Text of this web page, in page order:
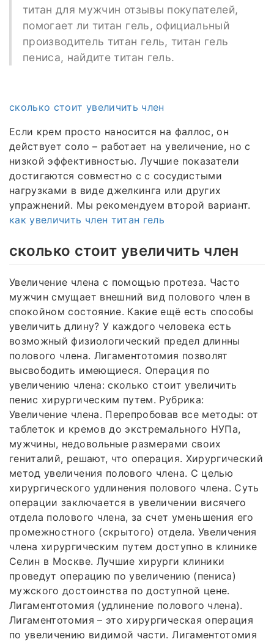
титан для мужчин отзывы покупателей,
помогает ли титан гель, официальный
производитель титан гель, титан гель
пениса, найдите титан гель.
сколько стоит увеличить член
Если крем просто наносится на фаллос, он
действует соло – работает на увеличение, но с
низкой эффективностью. Лучшие показатели
достигаются совместно c с сосудистыми
нагрузками в виде джелкинга или других
упражнений. Мы рекомендуем второй вариант.
как увеличить член титан гель
сколько стоит увеличить член
Увеличение члена с помощью протеза. Часто
мужчин смущает внешний вид полового член в
спокойном состояние. Какие ещё есть способы
увеличить длину? У каждого человека есть
возможный физиологический предел длинны
полового члена. Лигаментотомия позволят
высвободить имеющиеся. Операция по
увеличению члена: сколько стоит увеличить
пенис хирургическим путем. Рубрика:
Увеличение члена. Перепробовав все методы: от
таблеток и кремов до экстремального НУПа,
мужчины, недовольные размерами своих
гениталий, решают, что операция. Хирургический
метод увеличения полового члена. С целью
хирургического удлинения полового члена. Суть
операции заключается в увеличении висячего
отдела полового члена, за счет уменьшения его
промежностного (скрытого) отдела. Увеличения
члена хирургическим путем доступно в клинике
Селин в Москве. Лучшие хирурги клиники
проведут операцию по увеличению (пениса)
мужского достоинства по доступной цене.
Лигаментотомия (удлинение полового члена).
Лигаментотомия – это хирургическая операция
по увеличению видимой части. Лигаментотомия